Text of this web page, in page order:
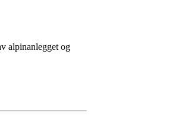
alpinanlegget og